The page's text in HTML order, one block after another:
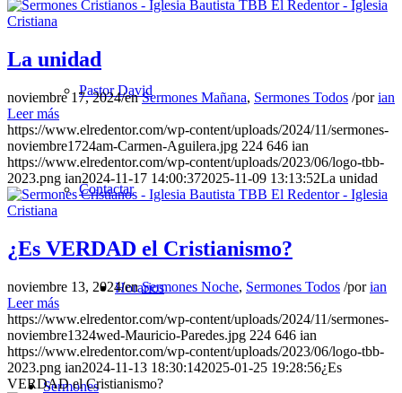
Pastor David
Contactar
Horarios
Sermones
La unidad
noviembre 17, 2024/enSermones Mañana, Sermones Todos /porian
Leer más
https://www.elredentor.com/wp-content/uploads/2024/11/sermones-
noviembre1724am-Carmen-Aguilera.jpg 224 646 ian
https://www.elredentor.com/wp-content/uploads/2023/06/logo-tbb-
2023.png ian2024-11-17 14:00:372025-11-09 13:13:52La unidad
¿Es VERDAD el Cristianismo?
noviembre 13, 2024/enSermones Noche, Sermones Todos /porian
Leer más
https://www.elredentor.com/wp-content/uploads/2024/11/sermones-
noviembre1324wed-Mauricio-Paredes.jpg 224 646 ian
https://www.elredentor.com/wp-content/uploads/2023/06/logo-tbb-
2023.png ian2024-11-13 18:30:142025-01-25 19:28:56¿Es
VERDAD el Cristianismo?